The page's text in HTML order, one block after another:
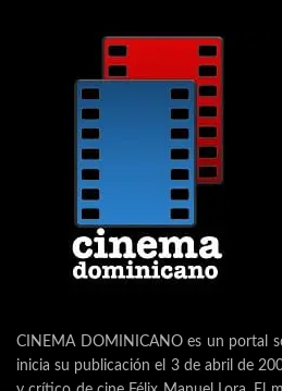
CINEMA DOMINICANO es un portal
inicia su publicación el 3 de abril de